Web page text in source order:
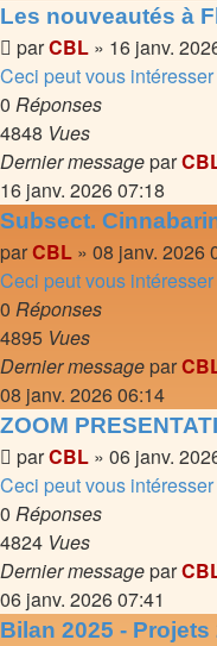
Les nouveautés à
parCBL » 16 janv.
Ceci peut vous intéresser
0 Réponses
4848 Vues
Dernier messagepar
16 janv. 2026 07:18
Subsect.
parCBL » 08 janv. 2026
Ceci peut vous intéresser
0 Réponses
4895 Vues
Dernier message par
08 janv. 2026 06:14
ZOOM
parCBL » 06 janv.
Ceci peut vous intéresser
0 Réponses
4824 Vues
Dernier messagepar
06 janv. 2026 07:41
Bilan 2025 - Projets